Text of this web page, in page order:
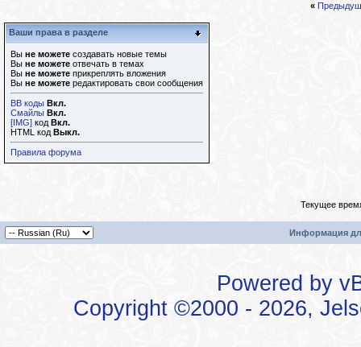
«
Ваши права в разделе
Вы не можете создавать новые темы
Вы не можете отвечать в темах
Вы не можете прикреплять вложения
Вы не можете редактировать свои сообщения
BB коды Вкл.
Смайлы Вкл.
[IMG] код Вкл.
HTML код Выкл.
Правила форума
Текущее
Информация
Powered by
Copyright ©2000 - 2026,